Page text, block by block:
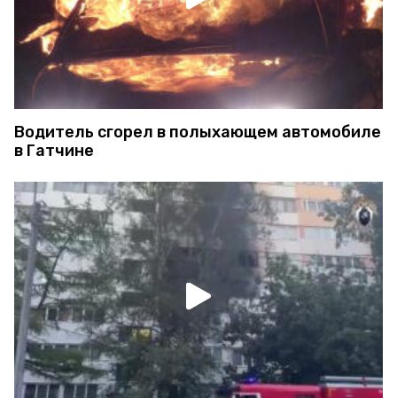
Водитель сгорел в полыхающем автомобиле
в Гатчине